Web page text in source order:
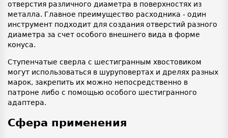
отверстия различного диаметра в поверхностях из
металла. Главное преимущество расходника - один
инструмент подходит для создания отверстий разного
диаметра за счет особого внешнего вида в форме
конуса.
Ступенчатые сверла с шестигранным хвостовиком
могут использоваться в шуруповертах и дрелях разных
марок, закрепить их можно непосредственно в
патроне либо с помощью особого шестигранного
адаптера.
Сфера применения